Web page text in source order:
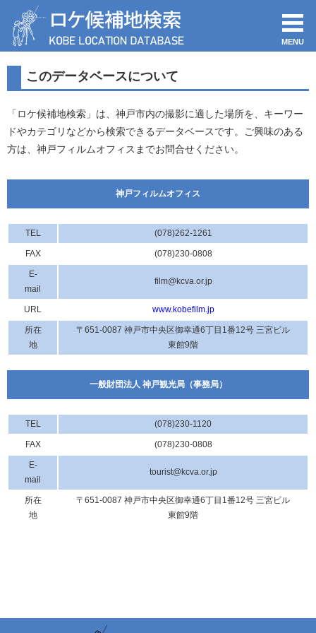
MENU
このデータベースについて
「ロケ候補地検索」は、神戸市内の撮影に適した場所を、キーワー
ドやカテゴリなどから検索できるデータベースです。ご興味のある
方は、神戸フィルムオフィスまでお問合せください。
神戸フィルムオフィス
TEL (078)262-1261
FAX (078)230-0808
E-
mail
film@kcva.or.jp
URL www.kobefilm.jp
所在
地
〒651-0087 神戸市中央区御幸通6丁目1番12号 三宮ビル
東館9階
一般財団法人 神戸観光局（事務局）
TEL (078)230-1120
FAX (078)230-0808
E-
mail
tourist@kcva.or.jp
所在
地
〒651-0087 神戸市中央区御幸通6丁目1番12号 三宮ビル
東館9階